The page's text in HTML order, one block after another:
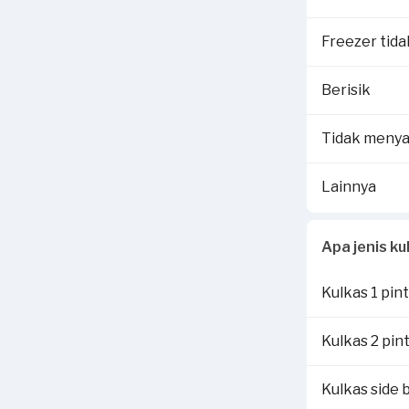
Dengan
Freezer
Berisik
Tidak
Lainnya
Apa jenis
Kulkas 1
Kulkas 2
Kulkas side